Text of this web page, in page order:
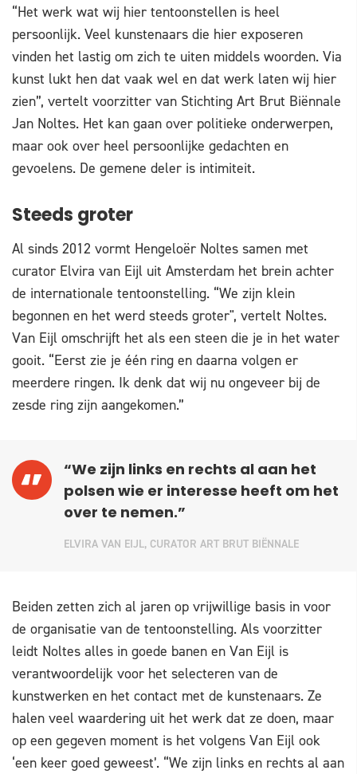
“Het werk wat wij hier tentoonstellen is heel
persoonlijk. Veel kunstenaars die hier exposeren
vinden het lastig om zich te uiten middels woorden. Via
kunst lukt hen dat vaak wel en dat werk laten wij hier
zien”, vertelt voorzitter van Stichting Art Brut Biënnale
Jan Noltes. Het kan gaan over politieke onderwerpen,
maar ook over heel persoonlijke gedachten en
gevoelens. De gemene deler is intimiteit.
Steeds groter
Al sinds 2012 vormt Hengeloër Noltes samen met
curator Elvira van Eijl uit Amsterdam het brein achter
de internationale tentoonstelling. “We zijn klein
begonnen en het werd steeds groter", vertelt Noltes.
Van Eijl omschrijft het als een steen die je in het water
gooit. “Eerst zie je één ring en daarna volgen er
meerdere ringen. Ik denk dat wij nu ongeveer bij de
zesde ring zijn aangekomen.”
“We zijn links en rechts al aan het
polsen wie er interesse heeft om het
over te nemen.”
ELVIRA VAN EIJL, CURATOR ART BRUT BIËNNALE
Beiden zetten zich al jaren op vrijwillige basis in voor
de organisatie van de tentoonstelling. Als voorzitter
leidt Noltes alles in goede banen en Van Eijl is
verantwoordelijk voor het selecteren van de
kunstwerken en het contact met de kunstenaars. Ze
halen veel waardering uit het werk dat ze doen, maar
op een gegeven moment is het volgens Van Eijl ook
‘een keer goed geweest’. “We zijn links en rechts al aan